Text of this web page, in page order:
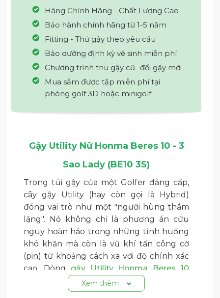
Hàng Chính Hãng - Chất Lượng Cao
Bảo hành chính hãng từ 1-5 năm
Fitting - Thử gậy theo yêu cầu
Bảo dưỡng định kỳ vệ sinh miễn phí
Chương trình thu gậy cũ -đổi gậy mới
Mua sắm được tập miễn phí tại
phòng golf 3D hoặc minigolf
Gậy Utility Nữ Honma Beres 10 - 3
Sao Lady (BE10 3S)
Trong túi gậy của một Golfer đẳng cấp,
cây gậy Utility (hay còn gọi là Hybrid)
đóng vai trò như một "người hùng thầm
lặng". Nó không chỉ là phương án cứu
nguy hoàn hảo trong những tình huống
khó khăn mà còn là vũ khí tấn công cờ
(pin) từ khoảng cách xa với độ chính xác
cao. Dòng gậy Utility Honma Beres 10
(2026) ra đời với triết lý "Pure Speed x Aim
and Launch" (Tốc độ thuần khiết x Ngắm
Xem thêm